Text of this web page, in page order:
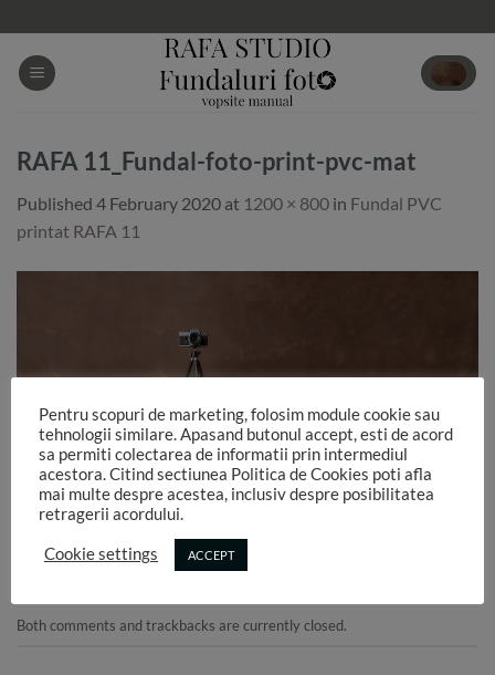
to
content
RAFA 11_Fundal-foto-print-pvc-mat
Published 4 February 2020 at 1200 × 800 in Fundal PVC
printat RAFA 11
Both comments and trackbacks are currently closed.
Pentru scopuri de marketing, folosim module cookie sau
tehnologii similare. Apasand butonul accept, esti de acord
sa permiti colectarea de informatii prin intermediul
acestora. Citind sectiunea Politica de Cookies poti afla
mai multe despre acestea, inclusiv despre posibilitatea
retragerii acordului.
Cookie settings ACCEPT